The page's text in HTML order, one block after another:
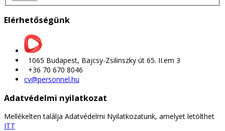
Elérhetőségünk
1065 Budapest, Bajcsy-Zsilinszky út 65. II.em 3
+36 70 670 8046
cv@personnel.hu
Adatvédelmi nyilatkozat
Mellékelten találja Adatvédelmi Nyilatkozatunk, amelyet letölthet
ITT